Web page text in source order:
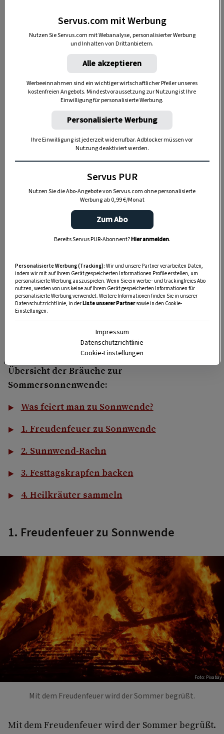
„Servus Garten“ auf WhatsApp
Nutzen Sie WhatsApp auf Ihrem Handy und lieben es, auf
dem Balkon, der Terrasse oder im Garten zu werkeln? In
unserem kostenlosen WhatsApp-Kanal finden Sie täglich
Tipps und Tricks für Garten, Terrasse, Balkon- und
Zimmerpflanzen.
HIER MEHR ERFAHREN
Nach der Christianisierung versuchte die
katholische Kirche bald, die Tradition der
Sommersonnwendfeiernabzuschaffen
Alle Versuche, den Menschen das Fest
abzuringen, scheiterten. In einer Münchener
inmitten der Städte Sonnwendfeuer entzündet
wurden – was regelmäßig zu großen Bränden
führte. Schließlich legte die Kirche den
Gedenktag für Johannes den Täufer auf den 24.
Juni – undübernahm zahlreiche heidnische
, die bis ­heute in vielen Gegenden des
Landes ihre Gültigkeit haben.
Übersicht der Bräuche zur
Sommersonnenwende:
Was feiert man zu Sonnwende?
1. Freudenfeuer zu Sonnwende
2. Sunnwend-Rachn
3. Festtagskrapfen backen
4. Heilkräuter sammeln
1. Freudenfeuer zu Sonnwende
Foto: Pixabay
Mit dem Freudenfeuer wird der Sommer begrüßt.
Mit dem Freudenfeuer wird der Sommer begrüßt.
Servus.com mit Werbung
Nutzen Sie Servus.com mit Webanalyse, personalisierter Werbung
und Inhalten von Drittanbietern.
Alle akzeptieren
Werbeeinnahmen sind ein wichtiger wirtschaftlicher Pfeiler unseres
kostenfreien Angebots. Mindestvoraussetzung zur Nutzung ist Ihre
Einwilligung für personalisierte Werbung.
Personalisierte Werbung
Ihre Einwilligung ist jederzeit widerrufbar. Adblocker müssen vor
Nutzung deaktiviert werden.
Servus PUR
Nutzen Sie die Abo-Angebote von Servus.com ohne personalisierte
Werbung ab 0,99 €/Monat
Zum Abo
Bereits Servus PUR-Abonnent?Hier anmelden.
Personalisierte Werbung (Tracking): Wir und unsere Partner verarbeiten Daten,
indem wir mit auf Ihrem Gerät gespeicherten Informationen Profile erstellen, um
personalisierte Werbung auszuspielen. Wenn Sie ein werbe– und trackingfreies Abo
nutzen, werden von uns keine auf Ihrem Gerät gespeicherten Informationen für
personalisierte Werbung verwendet. Weitere Informationen finden Sie in unserer
Datenschutzrichtlinie, in derListe unserer Partnersowie in den Cookie-
Einstellungen.
Impressum
Datenschutzrichtlinie
Cookie-Einstellungen